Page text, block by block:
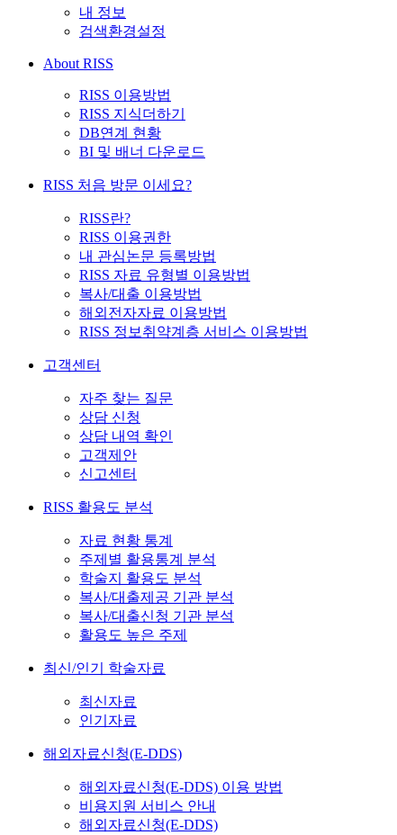
내 정보
검색환경설정
About RISS
RISS 이용방법
RISS 지식더하기
DB연계 현황
BI 및 배너 다운로드
RISS 처음 방문 이세요?
RISS란?
RISS 이용권한
내 관심논문 등록방법
RISS 자료 유형별 이용방법
복사/대출 이용방법
해외전자자료 이용방법
RISS 정보취약계층 서비스 이용방법
고객센터
자주 찾는 질문
상담 신청
상담 내역 확인
고객제안
신고센터
RISS 활용도 분석
자료 현황 통계
주제별 활용통계 분석
학술지 활용도 분석
복사/대출제공 기관 분석
복사/대출신청 기관 분석
활용도 높은 주제
최신/인기 학술자료
최신자료
인기자료
해외자료신청(E-DDS)
해외자료신청(E-DDS) 이용 방법
비용지원 서비스 안내
해외자료신청(E-DDS)